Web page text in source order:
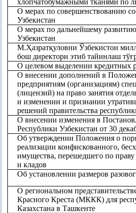
хлопчатобумажными тканями по
О мерах по совершенствованию
Узбекистан
О мерах по дальнейшему
Узбекистан
М.Ҳазратқуловни Ўзбекистон
бош директори этиб тайинлаш тўғ
О целевом выделении кредитных
О внесении дополнений в
предприятиям (организациям)
(лицензий) на право занятия
и изменении и признании
решений правительства
О внесении изменения в
Республики Узбекистан от 30
Об утверждении Положения о
реализации конфискованного,
имущества, перешедшего по праву
и кладов
Об установлении размеров
О региональном
Красного Креста (МККК) для
Казахстана в Ташкенте